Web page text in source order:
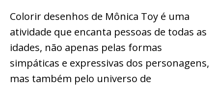
Colorir desenhos de Mônica Toy é uma
atividade que encanta pessoas de todas as
idades, não apenas pelas formas
simpáticas e expressivas dos personagens,
mas também pelo universo de